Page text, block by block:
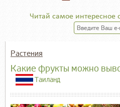
Читай самое
Растения
Какие фрукты можно
Таиланд